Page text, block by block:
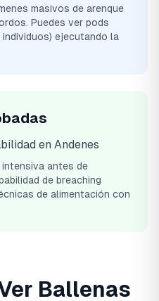
masivos de arenque
Puedes ver pods
ejecutando la
en Andenes
intensiva antes de
de breaching
de alimentación con
Ballenas